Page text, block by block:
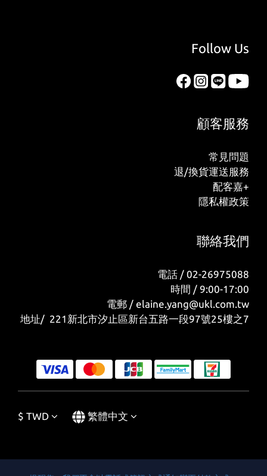
Follow Us
顧客服務
常見問題
退/換貨運送服務
配客嘉+
隱私權政策
聯絡我們
電話 / 02-26975088
時間 / 9:00-17:00
電郵 / elaine.yang@ukl.com.tw
地址/ 221新北市汐止區新台五路一段97號25樓之7
$ TWD 繁體中文